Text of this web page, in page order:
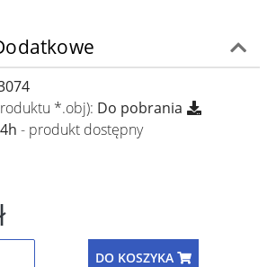
*.obj): Do pobrania
- produkt dostępny
DO KOSZYKA